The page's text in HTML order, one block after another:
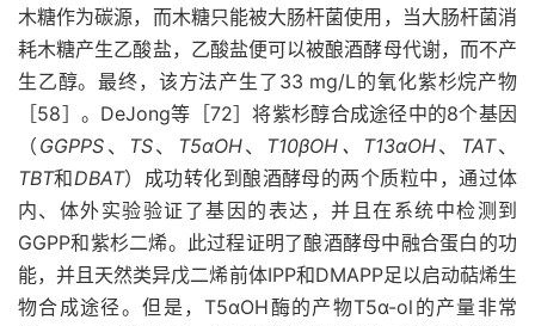
木糖作为碳源，而木糖只能被大肠杆菌使用，当大肠杆菌消
耗木糖产生乙酸盐，乙酸盐便可以被酿酒酵母代谢，而不产
生乙醇。最终，该方法产生了33 mg/L的氧化紫杉烷产物
［58］。DeJong等［72］将紫杉醇合成途径中的8个基因
（ GGPPS 、 TS、 T5αOH、 T10βOH、T13αOH、 TAT、
TBT和DBAT）成功转化到酿酒酵母的两个质粒中，通过体
内、体外实验验证了基因的表达，并且在系统中检测到
GGPP和紫杉二烯。此过程证明了酿酒酵母中融合蛋白的功
能，并且天然类异戊二烯前体IPP和DMAPP足以启动萜烯生
物合成途径。但是，T5αOH酶的产物T5α-ol的产量非常